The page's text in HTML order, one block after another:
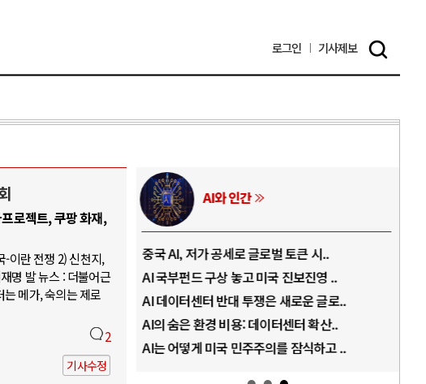
로그인 기사제보
로젝트, 쿠팡 화재,
-이란 전쟁 2) 신천지,
명 발 뉴스 : 더불어근
메가, 숙의는 제로
2
기사수정
정치·경제 ..
회한 트럼프
선택한 배경
AI와 인간
중국 AI, 저가 공세로 글로벌 토큰 시..
AI 국부펀드 구상 놓고 미국 진보진영 ..
AI 데이터센터 반대 투쟁은 새로운 글로..
AI의 숨은 환경 비용: 데이터센터 확산..
AI는 어떻게 미국 민주주의를 잠식하고 ..